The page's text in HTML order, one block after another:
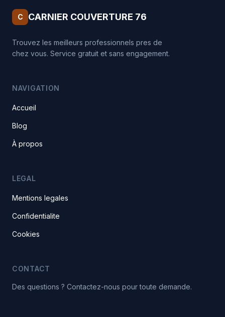
C CARNIER COUVERTURE 76
Trouvez les meilleurs professionnels pres de
chez vous. Service gratuit et sans engagement.
NAVIGATION
Accueil
Blog
À propos
LEGAL
Mentions legales
Confidentialite
Cookies
CONTACT
Des questions ? Contactez-nous pour toute demande.